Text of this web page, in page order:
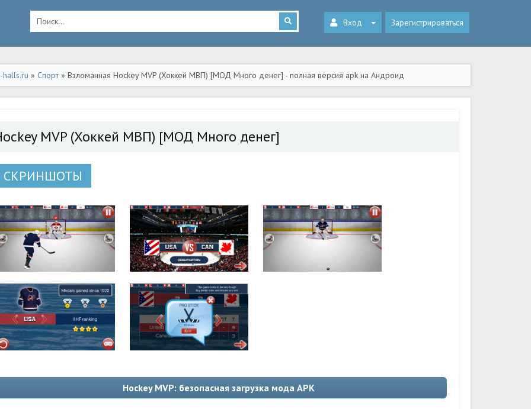
Вход Зарегистрироваться
halls.ru » Спорт» Взломанная Hockey MVP (Хоккей МВП) [МОД Много денег] - полная версия apk на Андроид
MVP (Хоккей МВП) [МОД Много денег]
СКРИНШОТЫ
Hockey MVP: безопасная загрузка мода APK